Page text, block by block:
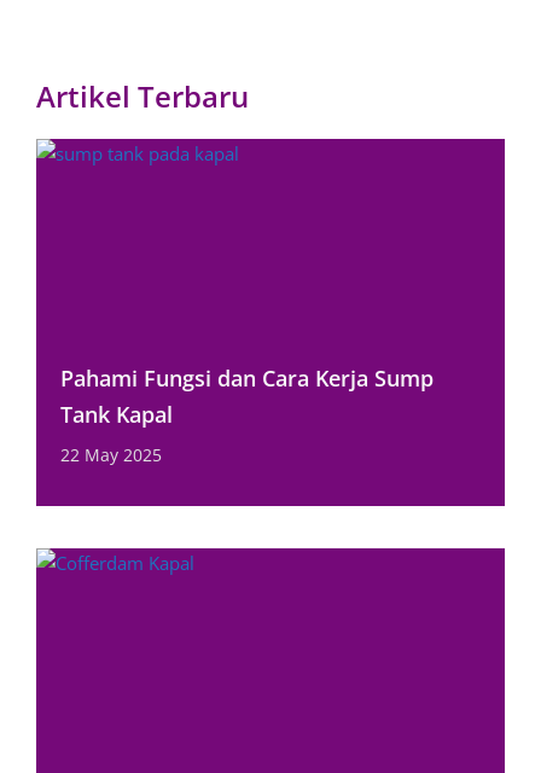
Artikel Terbaru
Pahami Fungsi dan Cara Kerja Sump
Tank Kapal
22 May 2025